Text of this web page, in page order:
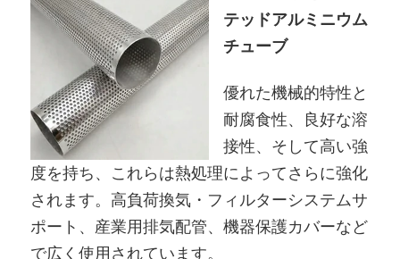
テッドアルミニウム
チューブ
優れた機械的特性と
耐腐食性、良好な溶
接性、そして高い強
度を持ち、これらは熱処理によってさらに強化
されます。高負荷換気・フィルターシステムサ
ポート、産業用排気配管、機器保護カバーなど